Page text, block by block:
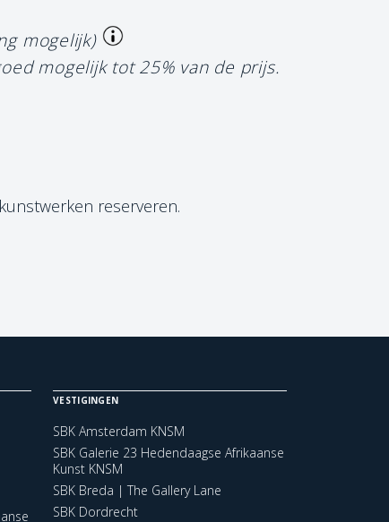
mogelijk)
mogelijk tot 25% van de prijs.
reserveren.
VESTIGINGEN
SBK Amsterdam KNSM
SBK Galerie 23 Hedendaagse Afrikaanse
Kunst KNSM
SBK Breda | The Gallery Lane
SBK Dordrecht